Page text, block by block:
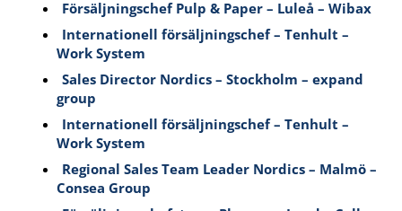
Försäljningschef Pulp & Paper – Luleå – Wibax
Internationell försäljningschef – Tenhult –
Work System
Sales Director Nordics – Stockholm – expand
group
Internationell försäljningschef – Tenhult –
Work System
Regional Sales Team Leader Nordics – Malmö –
Consea Group